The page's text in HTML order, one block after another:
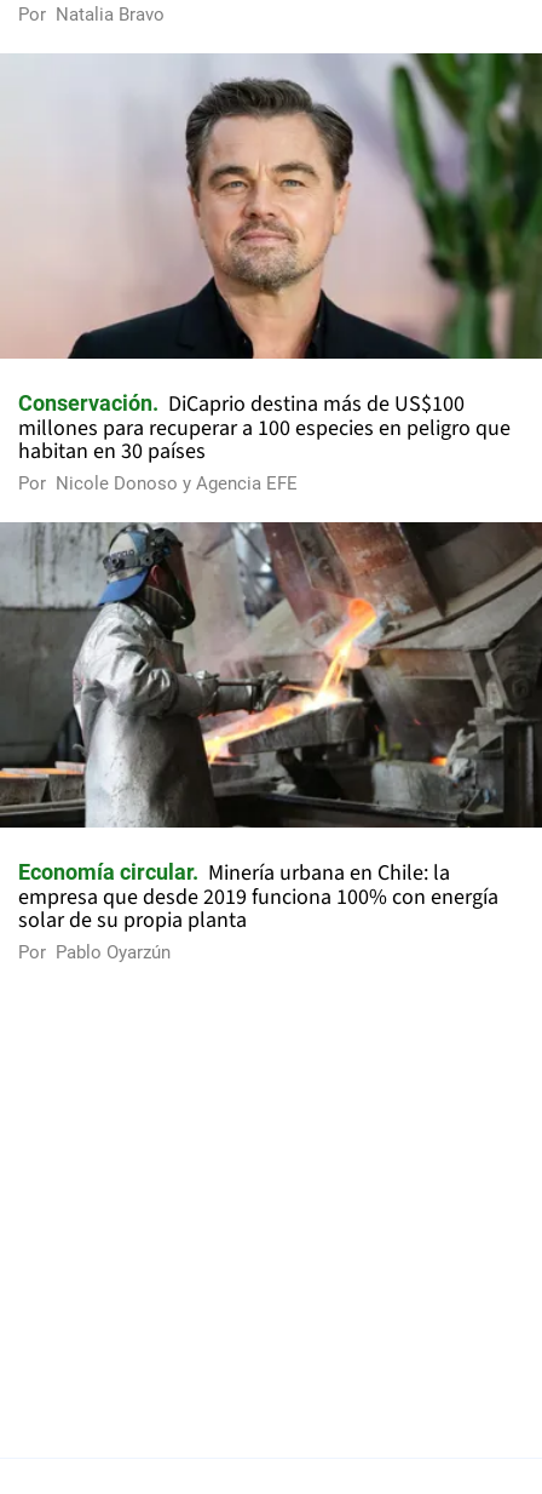
Por Natalia Bravo
Conservación
DiCaprio destina más de US$100
millones para recuperar a 100 especies en peligro que
habitan en 30 países
Por Nicole Donoso y Agencia EFE
Economía circular
Minería urbana en Chile: la
empresa que desde 2019 funciona 100% con energía
solar de su propia planta
Por Pablo Oyarzún